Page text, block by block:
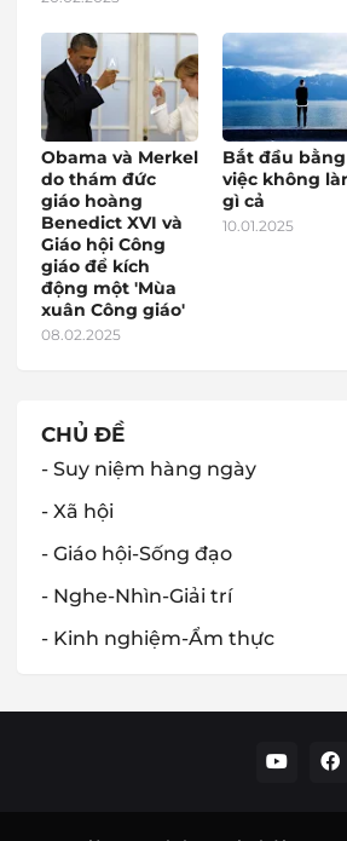
Obama và Merkel
do thám đức
giáo hoàng
Benedict XVI và
Giáo hội Công
giáo để kích
động một 'Mùa
xuân Công giáo'
08.02.2025
Bắt đầu bằng
việc không
gì cả
10.01.2025
CHỦ ĐỀ
- Suy niệm hàng ngày
- Xã hội
- Giáo hội-Sống đạo
- Nghe-Nhìn-Giải trí
- Kinh nghiệm-Ẩm thực